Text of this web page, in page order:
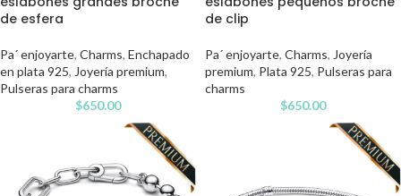
de esfera
Pa´ enjoyarte, Charms, Enchapado
en plata 925, Joyería premium,
Pulseras para charms
$650.00
de clip
Pa´ enjoyarte, Charms, Joyería
premium, Plata 925, Pulseras para
charms
$650.00